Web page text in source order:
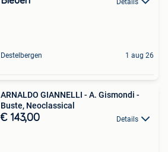
Destelbergen 1 aug 26
ARNALDO GIANNELLI - A. Gismondi -
Buste, Neoclassical
€ 143,00 Details